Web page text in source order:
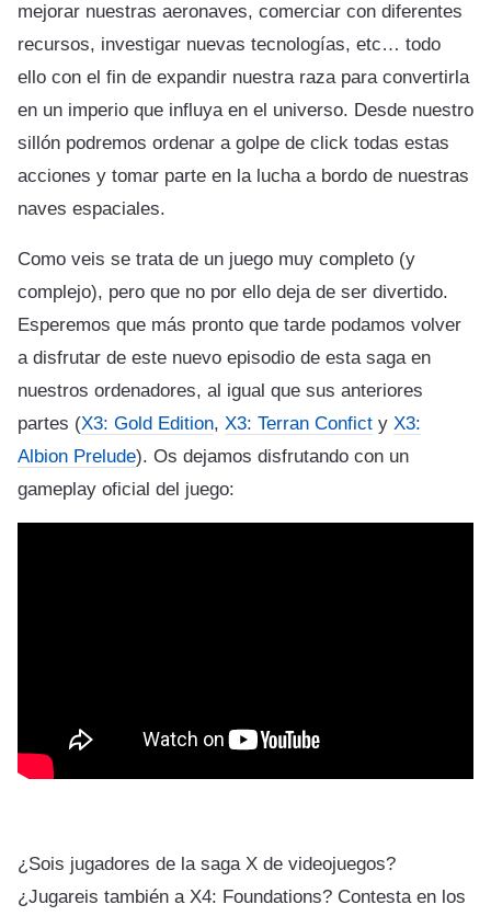
mejorar nuestras aeronaves, comerciar con diferentes
recursos, investigar nuevas tecnologías, etc… todo
ello con el fin de expandir nuestra raza para convertirla
en un imperio que influya en el universo. Desde nuestro
sillón podremos ordenar a golpe de click todas estas
acciones y tomar parte en la lucha a bordo de nuestras
naves espaciales.
Como veis se trata de un juego muy completo (y
complejo), pero que no por ello deja de ser divertido.
Esperemos que más pronto que tarde podamos volver
a disfrutar de este nuevo episodio de esta saga en
nuestros ordenadores, al igual que sus anteriores
partes (X3: Gold Edition, X3: Terran Confict y X3:
Albion Prelude). Os dejamos disfrutando con un
gameplay oficial del juego:
¿Sois jugadores de la saga X de videojuegos?
¿Jugareis también a X4: Foundations? Contesta en los